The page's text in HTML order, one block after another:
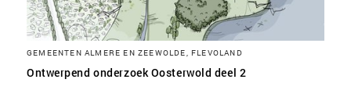
GEMEENTEN ALMERE EN ZEEWOLDE, FLEVOLAND
Ontwerpend onderzoek Oosterwold deel 2